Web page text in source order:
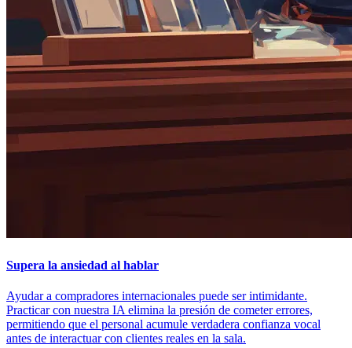
Supera la ansiedad al hablar
Ayudar a compradores internacionales puede ser intimidante.
Practicar con nuestra IA elimina la presión de cometer errores,
permitiendo que el personal acumule verdadera confianza vocal
antes de interactuar con clientes reales en la sala.